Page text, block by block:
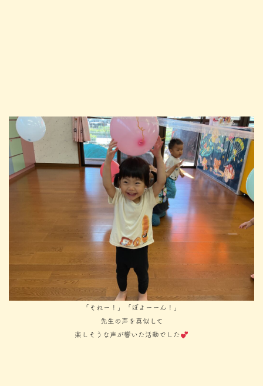
「それー！」「ぼよーーん！」
先生の声を真似して
楽しそうな声が響いた活動でした